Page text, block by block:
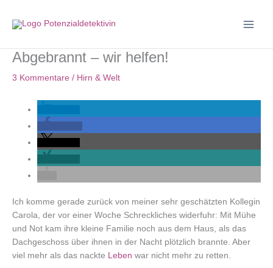
Inhalt
Abgebrannt – wir helfen!
3 Kommentare / Hirn & Welt
Ich komme gerade zurück von meiner sehr geschätzten Kollegin
Carola, der vor einer Woche Schreckliches widerfuhr: Mit Mühe
und Not kam ihre kleine Familie noch aus dem Haus, als das
Dachgeschoss über ihnen in der Nacht plötzlich brannte. Aber
viel mehr als das nackte
Leben war nicht mehr zu retten.